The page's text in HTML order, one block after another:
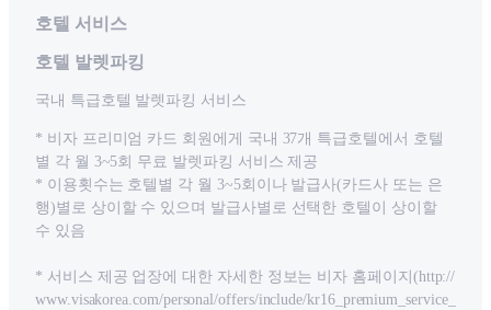
호텔 서비스
호텔 발렛파킹
국내 특급호텔 발렛파킹 서비스
* 비자 프리미엄 카드 회원에게 국내 37개 특급호텔에서 호텔
별 각 월 3~5회 무료 발렛파킹 서비스 제공
* 이용횟수는 호텔별 각 월 3~5회이나 발급사(카드사 또는 은
행)별로 상이할 수 있으며 발급사별로 선택한 호텔이 상이할
수 있음
* 서비스 제공 업장에 대한 자세한 정보는 비자 홈페이지(http://
www.visakorea.com/personal/offers/include/kr16_premium_service_